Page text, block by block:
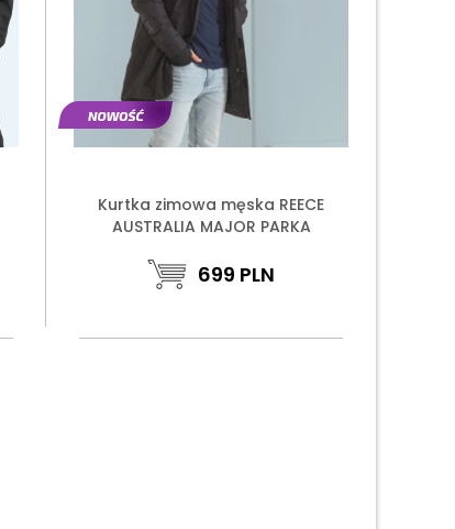
Kurtka zimowa męska REECE
AUSTRALIA MAJOR PARKA
699 PLN